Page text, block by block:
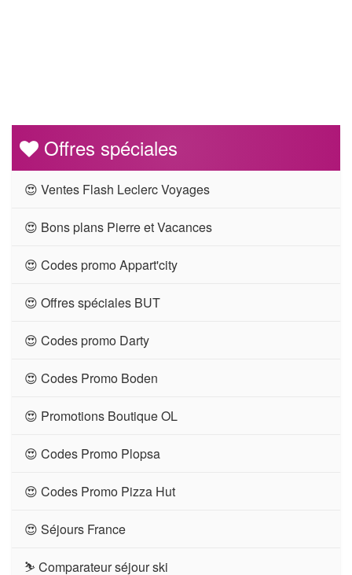
Offres spéciales
😍 Ventes Flash Leclerc Voyages
😍 Bons plans Pierre et Vacances
😍 Codes promo Appart'city
😍 Offres spéciales BUT
😍 Codes promo Darty
😍 Codes Promo Boden
😍 Promotions Boutique OL
😍 Codes Promo Plopsa
😍 Codes Promo Pizza Hut
😍 Séjours France
⛷ Comparateur séjour ski